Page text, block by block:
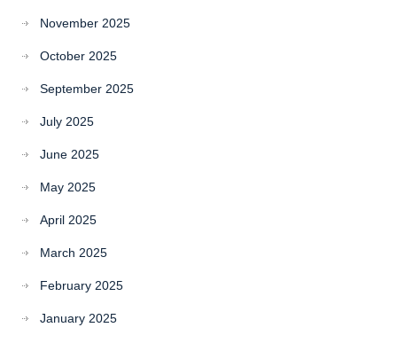
November 2025
October 2025
September 2025
July 2025
June 2025
May 2025
April 2025
March 2025
February 2025
January 2025